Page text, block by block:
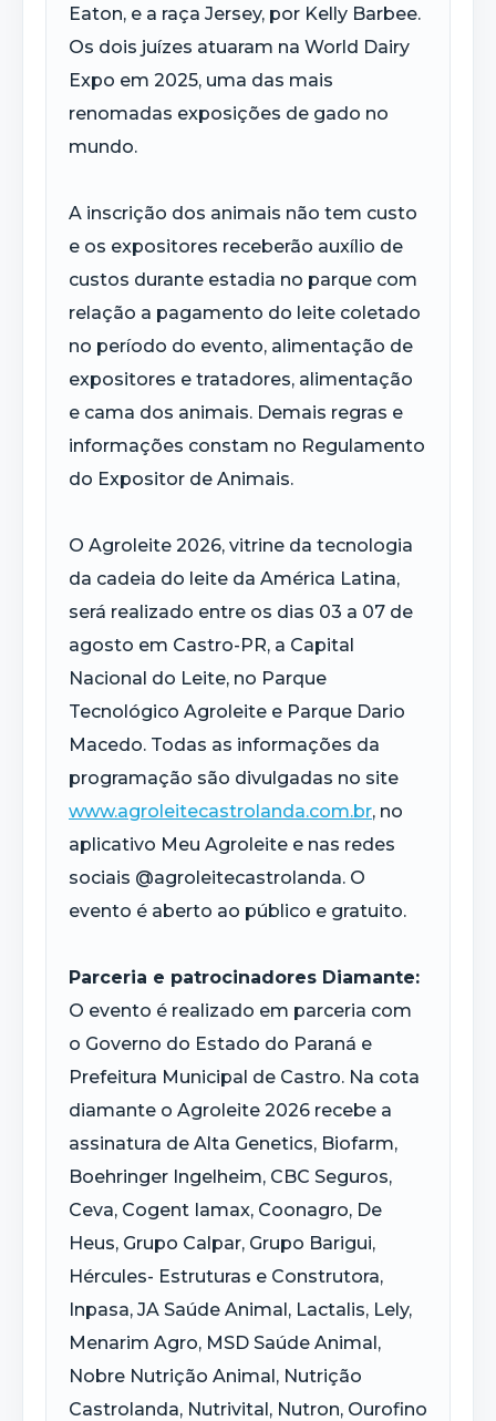
Eaton, e a raça Jersey, por Kelly Barbee.
Os dois juízes atuaram na World Dairy
Expo em 2025, uma das mais
renomadas exposições de gado no
mundo.
A inscrição dos animais não tem custo
e os expositores receberão auxílio de
custos durante estadia no parque com
relação a pagamento do leite coletado
no período do evento, alimentação de
expositores e tratadores, alimentação
e cama dos animais. Demais regras e
informações constam no Regulamento
do Expositor de Animais.
O Agroleite 2026, vitrine da tecnologia
da cadeia do leite da América Latina,
será realizado entre os dias 03 a 07 de
agosto em Castro-PR, a Capital
Nacional do Leite, no Parque
Tecnológico Agroleite e Parque Dario
Macedo. Todas as informações da
programação são divulgadas no site
www.agroleitecastrolanda.com.br, no
aplicativo Meu Agroleite e nas redes
sociais @agroleitecastrolanda. O
evento é aberto ao público e gratuito.
Parceria e patrocinadores Diamante:
O evento é realizado em parceria com
o Governo do Estado do Paraná e
Prefeitura Municipal de Castro. Na cota
diamante o Agroleite 2026 recebe a
assinatura de Alta Genetics, Biofarm,
Boehringer Ingelheim, CBC Seguros,
Ceva, Cogent Iamax, Coonagro, De
Heus, Grupo Calpar, Grupo Barigui,
Hércules- Estruturas e Construtora,
Inpasa, JA Saúde Animal, Lactalis, Lely,
Menarim Agro, MSD Saúde Animal,
Nobre Nutrição Animal, Nutrição
Castrolanda, Nutrivital, Nutron, Ourofino